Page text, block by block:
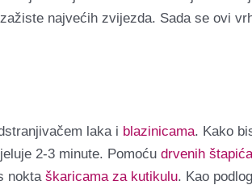
najvećih zvijezda. Sada se ovi
laka i blazinicama. Kako
2-3 minute. Pomoću drvenih
nokta škaricama za kutikulu. Kao